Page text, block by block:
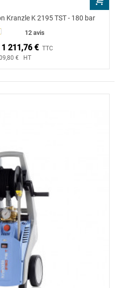
Kranzle K 2195 TST - 180 bar
12 avis
1 211,76 € TTC
€ HT